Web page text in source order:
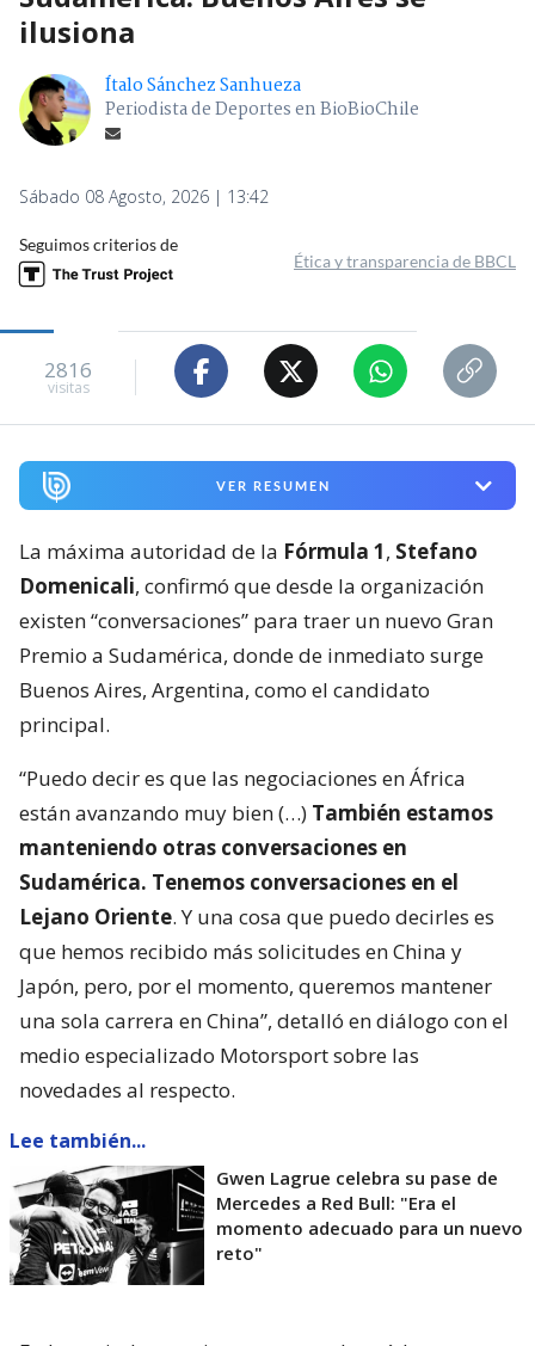
ilusiona
Ítalo Sánchez Sanhueza
Periodista de Deportes en BioBioChile
Sábado 08 Agosto, 2026 | 13:42
Seguimos criterios de
Ética y transparencia de BBCL
2816
visitas
VER RESUMEN
La máxima autoridad de la Fórmula 1, Stefano
Domenicali, confirmó que desde la organización
existen “conversaciones” para traer un nuevo Gran
Premio a Sudamérica, donde de inmediato surge
Buenos Aires, Argentina, como el candidato
principal.
“Puedo decir es que las negociaciones en África
están avanzando muy bien (…) También estamos
manteniendo otras conversaciones en
Sudamérica. Tenemos conversaciones en el
Lejano Oriente. Y una cosa que puedo decirles es
que hemos recibido más solicitudes en China y
Japón, pero, por el momento, queremos mantener
una sola carrera en China”, detalló en diálogo con el
medio especializado Motorsport sobre las
novedades al respecto.
Lee también...
Gwen Lagrue celebra su pase de
Mercedes a Red Bull: "Era el
momento adecuado para un nuevo
reto"